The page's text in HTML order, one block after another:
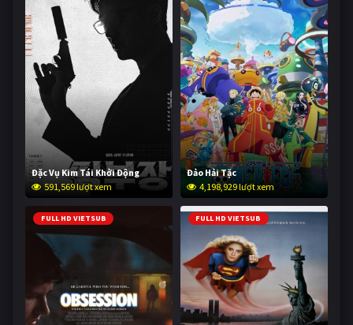
Đặc Vụ Kim Tái Khởi Động
591,569 lượt xem
Đảo Hải Tặc
4,198,929 lượt xem
FULL HD VIETSUB FULL HD VIETSUB